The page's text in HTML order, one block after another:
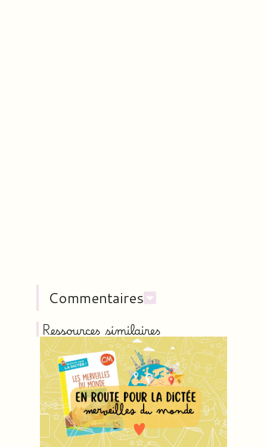
Commentaires
Ressources similaires